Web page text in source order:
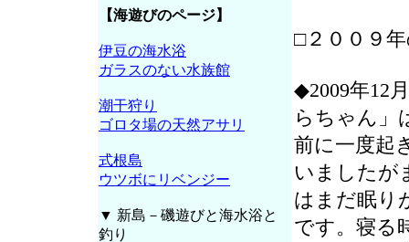
□２００９
◆2009年12
らちゃん」
前に一度起
いましたが
はまだ眠り
です。寝る
【海遊びのページ】
伊豆の海水浴
ガラスのない水族館
潮干狩り
ゴロタ場の天然アサリ
式根島
ウツボにリベンジー
▼ 新島－磯遊びと海水浴と
釣り